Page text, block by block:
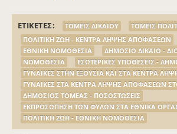
ΕΤΙΚΕΤΕΣ ΤΟΜΕΙΣ ΔΙΚΑΙΟΥ
ΤΟΜΕΙΣ
ΠΟΛΙΤΙΚΗ ΖΩΗ - ΚΕΝΤΡΑ ΛΗΨΗΣ ΑΠΟΦΑΣΕΩΝ
ΕΘΝΙΚΗ ΝΟΜΟΘΕΣΙΑ
ΔΗΜΟΣΙΟ ΔΙΚΑΙΟ -
ΝΟΜΟΘΕΣΙΑ
ΕΣΩΤΕΡΙΚΕΣ ΥΠΟΘΕΣΕΙΣ -
ΓΥΝΑΙΚΕΣ ΣΤΗΝ ΕΞΟΥΣΙΑ ΚΑΙ ΣΤΑ ΚΕΝΤΡΑ
ΓΥΝΑΙΚΕΣ ΣΤΑ ΚΕΝΤΡΑ ΛΗΨΗΣ ΑΠΟΦΑΣΕΩΝ
ΔΗΜΟΣΙΟΣ ΤΟΜΕΑΣ - ΠΟΣΟΣΤΩΣΕΙΣ
ΕΚΠΡΟΣΩΠΗΣΗ ΤΩΝ ΦΥΛΩΝ ΣΤΑ ΕΘΝΙΚΑ
ΠΟΛΙΤΙΚΗ ΖΩΗ - ΕΘΝΙΚΗ ΝΟΜΟΘΕΣΙΑ